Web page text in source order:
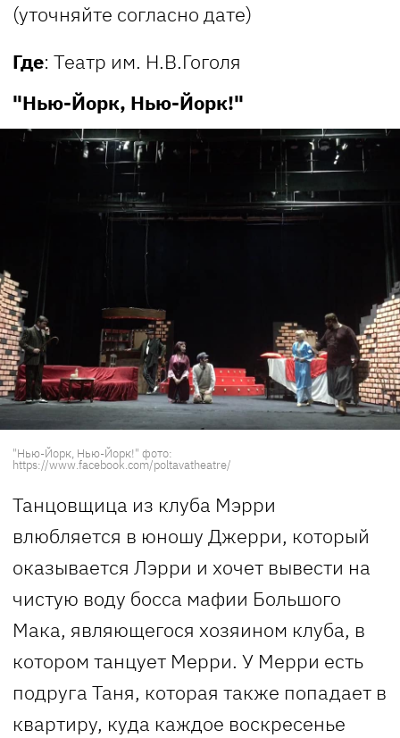
(уточняйте согласно дате)
Где: Театр им. Н.В.Гоголя
"Нью-Йорк, Нью-Йорк!"
"Нью-Йорк, Нью-Йорк!" фото:
https://www.facebook.com/poltavatheatre/
Танцовщица из клуба Мэрри
влюбляется в юношу Джерри, который
оказывается Лэрри и хочет вывести на
чистую воду босса мафии Большого
Мака, являющегося хозяином клуба, в
котором танцует Мерри. У Мерри есть
подруга Таня, которая также попадает в
квартиру, куда каждое воскресенье